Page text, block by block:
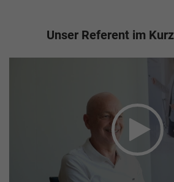
Unser Referent im